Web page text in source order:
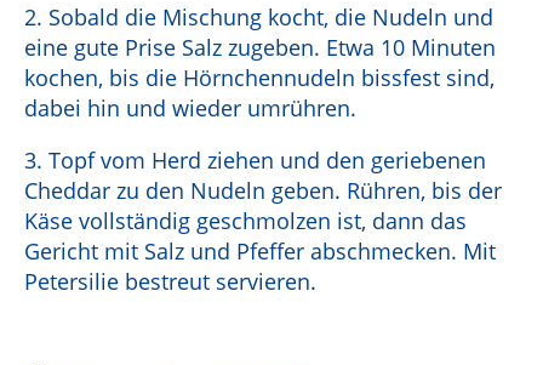
2. Sobald die Mischung kocht, die Nudeln und
eine gute Prise Salz zugeben. Etwa 10 Minuten
kochen, bis die Hörnchennudeln bissfest sind,
dabei hin und wieder umrühren.
3. Topf vom Herd ziehen und den geriebenen
Cheddar zu den Nudeln geben. Rühren, bis der
Käse vollständig geschmolzen ist, dann das
Gericht mit Salz und Pfeffer abschmecken. Mit
Petersilie bestreut servieren.